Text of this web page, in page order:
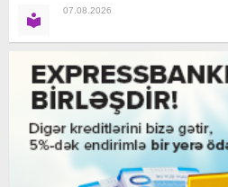
07.08.2026